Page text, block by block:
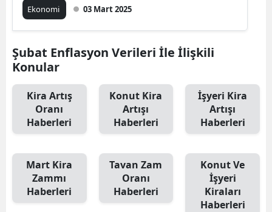
Ekonomi 03 Mart 2025
Şubat Enflasyon Verileri İle İlişkili
Konular
Kira Artış
Oranı
Haberleri
Konut Kira
Artışı
Haberleri
İşyeri Kira
Artışı
Haberleri
Mart Kira
Zammı
Haberleri
Tavan Zam
Oranı
Haberleri
Konut Ve
İşyeri
Kiraları
Haberleri